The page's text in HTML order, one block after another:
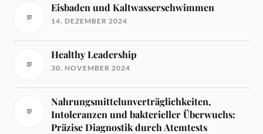
Eisbaden und Kaltwasserschwimmen
14. DEZEMBER 2024
Healthy Leadership
30. NOVEMBER 2024
Nahrungsmittelunverträglichkeiten,
Intoleranzen und bakterieller Überwuchs:
Präzise Diagnostik durch Atemtests